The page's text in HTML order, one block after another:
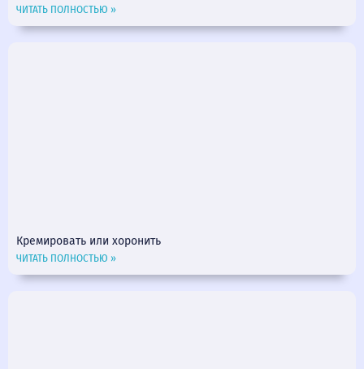
ЧИТАТЬ ПОЛНОСТЬЮ »
Кремировать или хоронить
ЧИТАТЬ ПОЛНОСТЬЮ »